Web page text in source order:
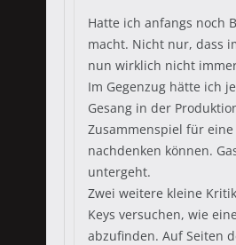
Hatte ich anfangs noch
macht. Nicht nur, dass
nun wirklich nicht
Im Gegenzug hätte ich
Gesang in der
Zusammenspiel für
nachdenken können.
untergeht.
Zwei weitere kleine
Keys versuchen, wie
abzufinden. Auf Seiten